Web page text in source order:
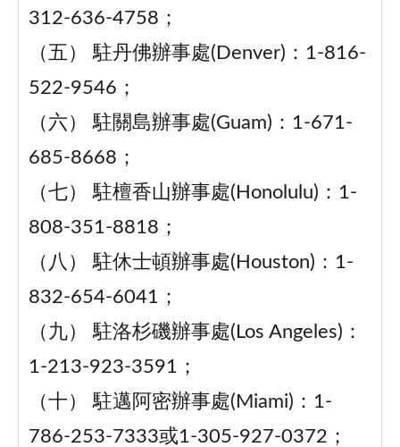
312-636-4758；
（五） 駐丹佛辦事處(Denver)：1-816-
522-9546；
（六） 駐關島辦事處(Guam)：1-671-
685-8668；
（七） 駐檀香山辦事處(Honolulu)：1-
808-351-8818；
（八） 駐休士頓辦事處(Houston)：1-
832-654-6041；
（九） 駐洛杉磯辦事處(Los Angeles)：
1-213-923-3591；
（十） 駐邁阿密辦事處(Miami)：1-
786-253-7333或1-305-927-0372；